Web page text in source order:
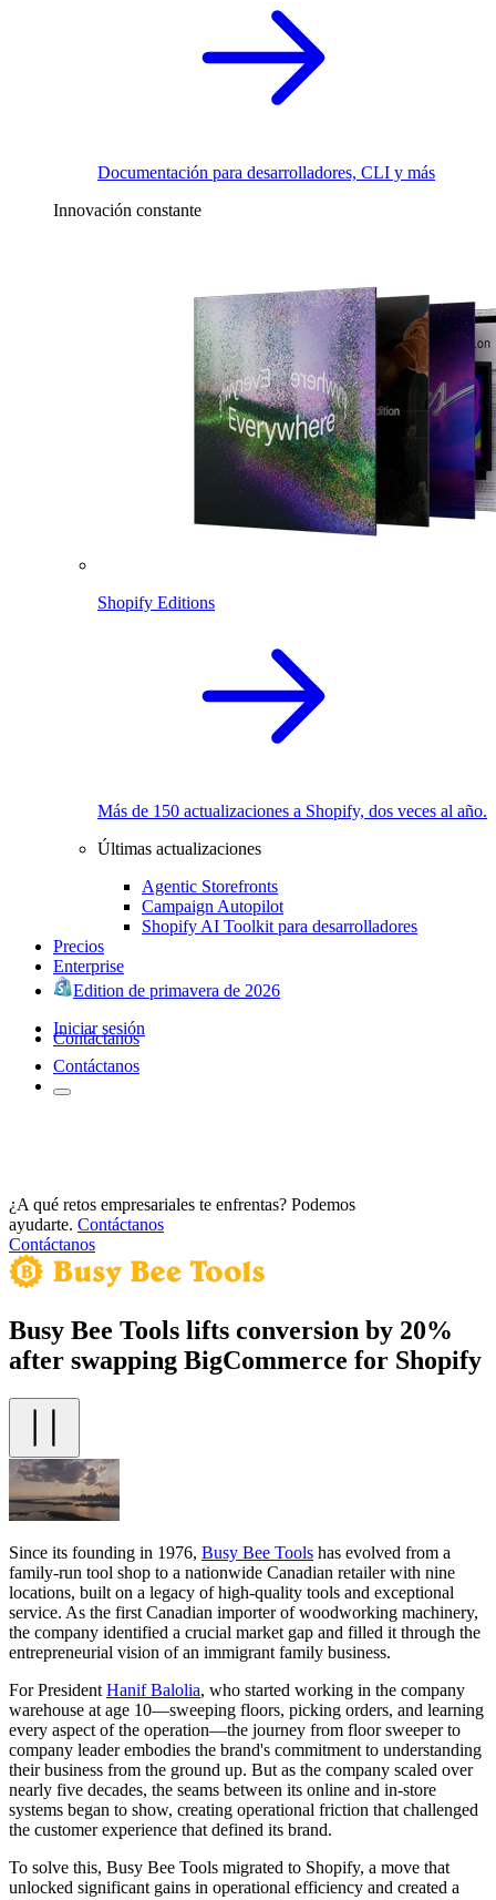
Documentación para desarrolladores, CLI y más
Innovación constante
Shopify Editions
Más de 150 actualizaciones a Shopify, dos veces al año.
Últimas actualizaciones
Agentic Storefronts
Campaign Autopilot
Shopify AI Toolkit para desarrolladores
Precios
Enterprise
Edition de primavera de 2026
Iniciar sesión
Contáctanos
Contáctanos
¿A qué retos empresariales te enfrentas? Podemos
ayudarte. Contáctanos
Contáctanos
Busy Bee Tools lifts conversion by 20%
after swapping BigCommerce for Shopify
Since its founding in 1976, Busy Bee Tools has evolved from a
family-run tool shop to a nationwide Canadian retailer with nine
locations, built on a legacy of high-quality tools and exceptional
service. As the first Canadian importer of woodworking machinery,
the company identified a crucial market gap and filled it through the
entrepreneurial vision of an immigrant family business.
For President Hanif Balolia, who started working in the company
warehouse at age 10—sweeping floors, picking orders, and learning
every aspect of the operation—the journey from floor sweeper to
company leader embodies the brand's commitment to understanding
their business from the ground up. But as the company scaled over
nearly five decades, the seams between its online and in-store
systems began to show, creating operational friction that challenged
the customer experience that defined its brand.
To solve this, Busy Bee Tools migrated to Shopify, a move that
unlocked significant gains in operational efficiency and created a